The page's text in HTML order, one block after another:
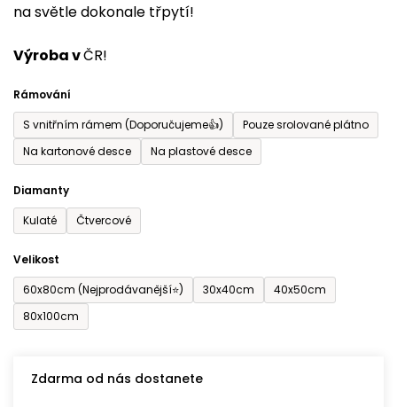
na světle dokonale třpytí!
Výroba vČR!
Rámování
S vnitřním rámem (Doporučujeme👍)
Pouze srolované plátno
Na kartonové desce
Na plastové desce
Diamanty
Kulaté
Čtvercové
Velikost
60x80cm (Nejprodávanější⭐)
30x40cm
40x50cm
80x100cm
Zdarma od nás dostanete